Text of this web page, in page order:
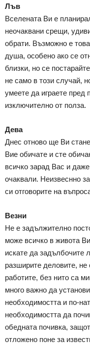
Лъв
Вселената Ви е
неочаквани срещи,
обрати. Възможно е
душа, особено ако се
близки, но се
не само в този случай,
умеете да играете пред
изключително от полза.
Дева
Днес отново ще Ви
Вие обичате и сте
всичко зарад Вас и
очаквали. Неизвеснно
си отговорите на
Везни
Не е задължително
може всичко в живота
искате да задълбочите
разширите деловите,
работите, без нито са
много важно да
необходимостта и по-
необходимостта да
обедната почивка,
отложено поне за